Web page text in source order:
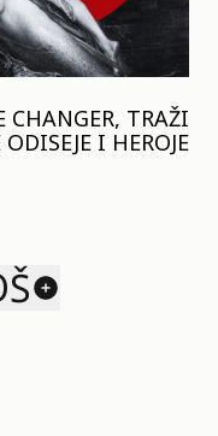
CHANGER, TRAŽI
ODISEJE I HEROJE